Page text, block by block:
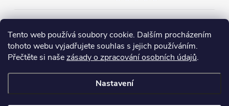
Tento web používá soubory cookie. Dalším procházením
tohoto webu vyjadřujete souhlas s jejich používáním.
Přečtěte si našezásady o zpracování osobních údajů.
Nastavení
doplnit